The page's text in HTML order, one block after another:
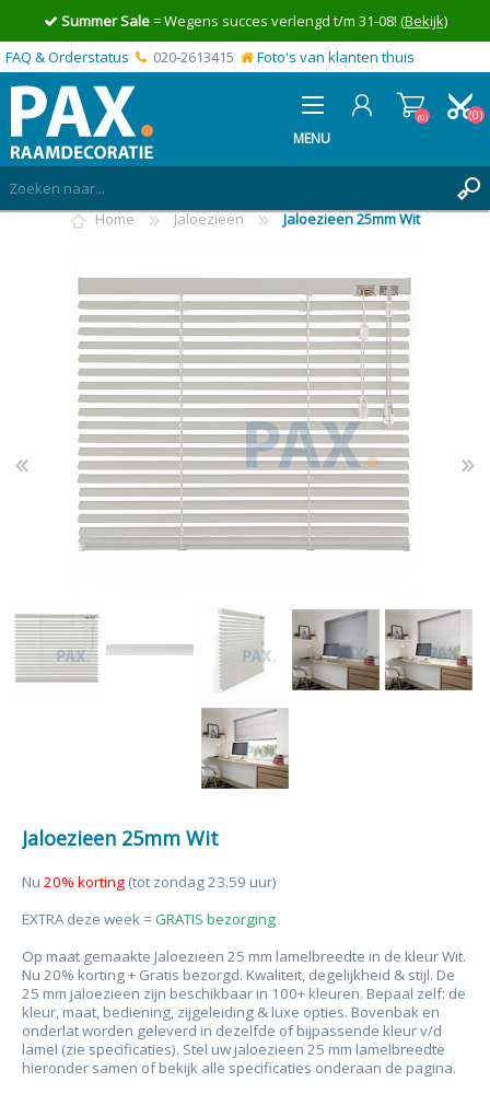
Summer Sale= Wegens succes verlengd t/m 31-08! (Bekijk)
FAQ & Orderstatus
020-2613415 Foto's van klanten thuis
MENU
MIJN OFFERTE
(0)
(0)
(0)
Home Jaloezieen Jaloezieen 25mm Wit
Jaloezieen 25mm Wit
Nu 20% korting (tot zondag 23.59 uur)
EXTRA deze week = GRATIS bezorging
Op maat gemaakte Jaloezieën 25 mm lamelbreedte in de kleur Wit.
Nu 20% korting + Gratis bezorgd. Kwaliteit, degelijkheid & stijl. De
25 mm jaloezieen zijn beschikbaar in 100+ kleuren. Bepaal zelf: de
kleur, maat, bediening, zijgeleiding & luxe opties. Bovenbak en
onderlat worden geleverd in dezelfde of bijpassende kleur v/d
lamel (zie specificaties). Stel uw jaloezieen 25 mm lamelbreedte
hieronder samen of bekijk alle specificaties onderaan de pagina.